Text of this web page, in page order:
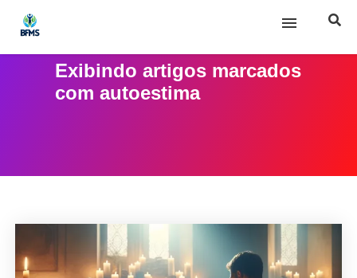
Exibindo artigos marcados
com autoestima